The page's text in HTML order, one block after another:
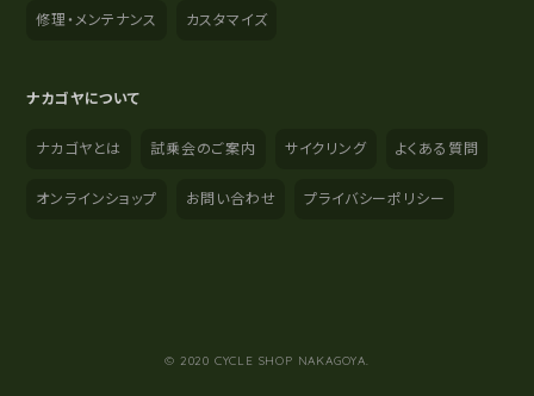
修理・メンテナンス カスタマイズ
ナカゴヤについて
ナカゴヤとは 試乗会のご案内 サイクリング よくある質問
オンラインショップ お問い合わせ プライバシーポリシー
© 2020 CYCLE SHOP NAKAGOYA.